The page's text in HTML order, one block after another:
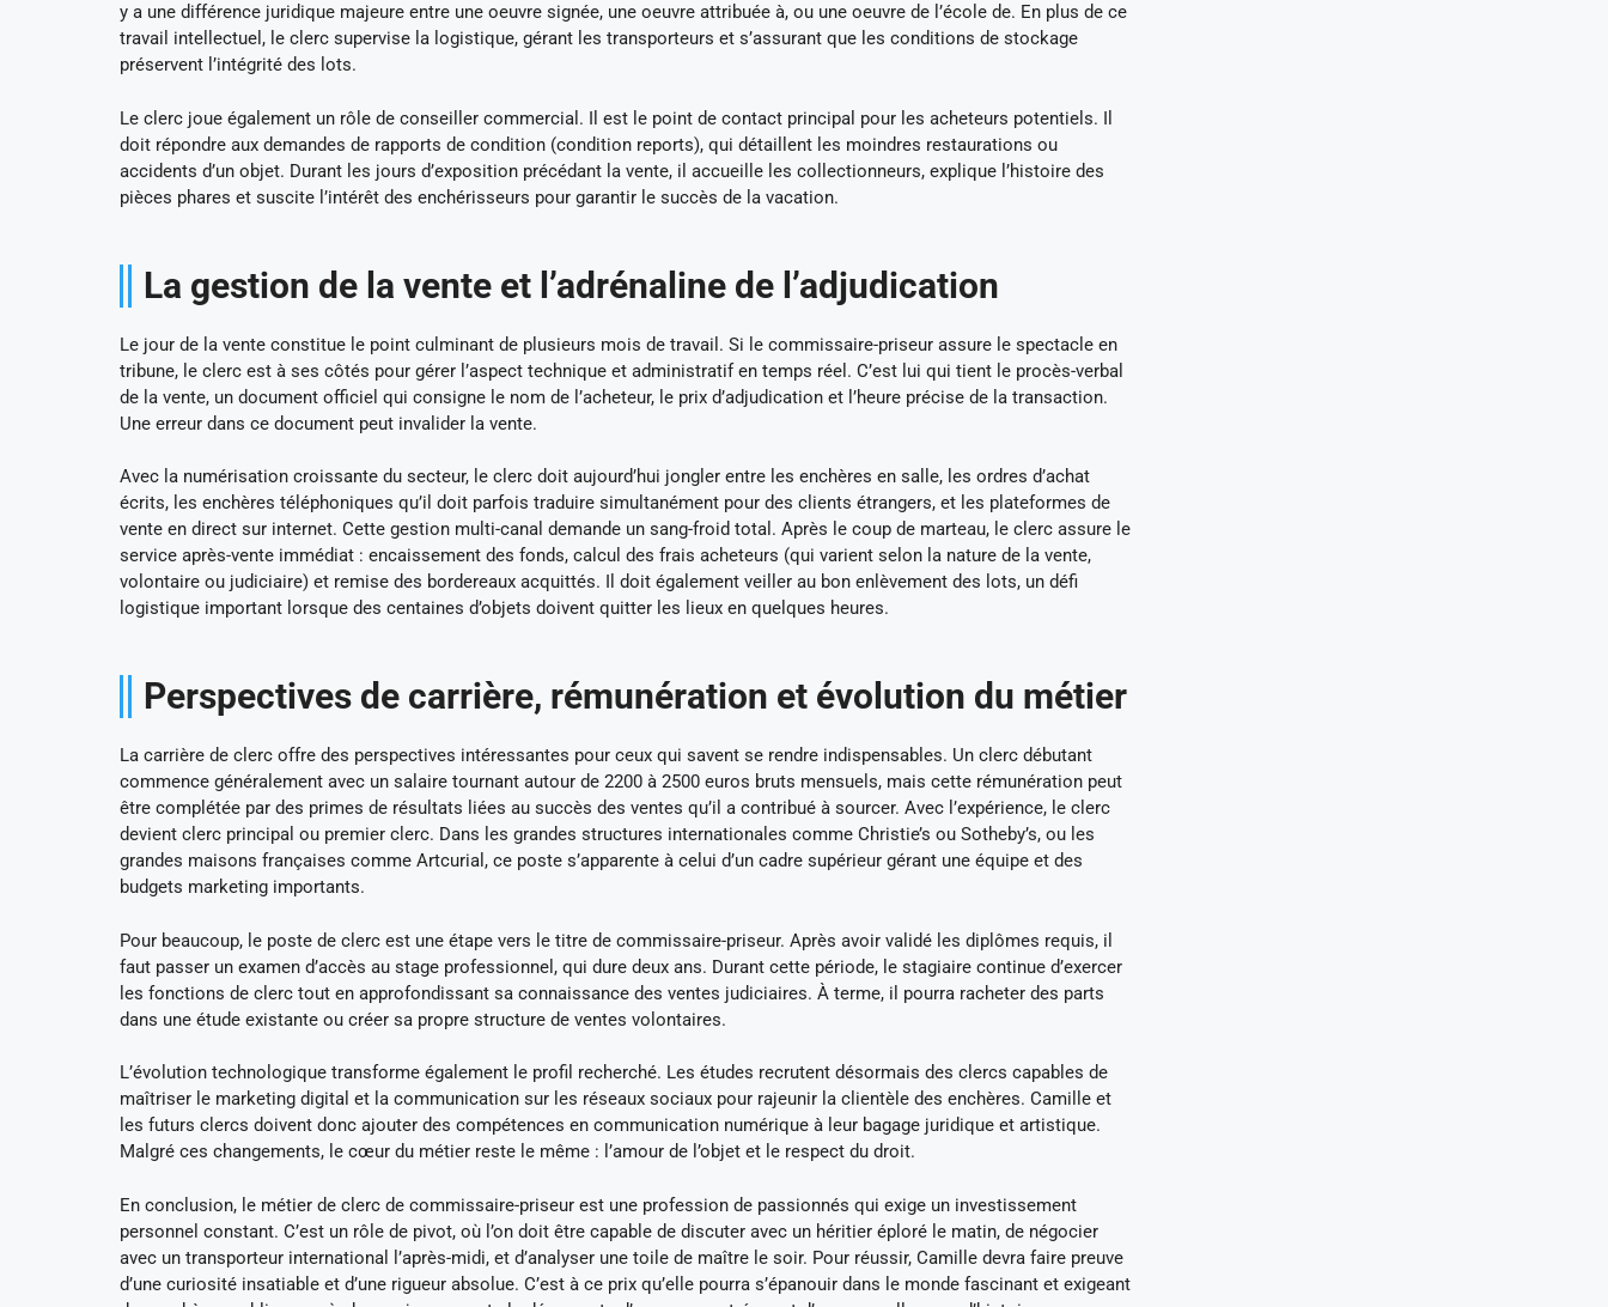
y a une différence juridique majeure entre une oeuvre signée, une oeuvre attribuée à, ou une oeuvre de l’école de. En plus de ce
travail intellectuel, le clerc supervise la logistique, gérant les transporteurs et s’assurant que les conditions de stockage
préservent l’intégrité des lots.
Le clerc joue également un rôle de conseiller commercial. Il est le point de contact principal pour les acheteurs potentiels. Il
doit répondre aux demandes de rapports de condition (condition reports), qui détaillent les moindres restaurations ou
accidents d’un objet. Durant les jours d’exposition précédant la vente, il accueille les collectionneurs, explique l’histoire des
pièces phares et suscite l’intérêt des enchérisseurs pour garantir le succès de la vacation.
La gestion de la vente et l’adrénaline de l’adjudication
Le jour de la vente constitue le point culminant de plusieurs mois de travail. Si le commissaire-priseur assure le spectacle en
tribune, le clerc est à ses côtés pour gérer l’aspect technique et administratif en temps réel. C’est lui qui tient le procès-verbal
de la vente, un document officiel qui consigne le nom de l’acheteur, le prix d’adjudication et l’heure précise de la transaction.
Une erreur dans ce document peut invalider la vente.
Avec la numérisation croissante du secteur, le clerc doit aujourd’hui jongler entre les enchères en salle, les ordres d’achat
écrits, les enchères téléphoniques qu’il doit parfois traduire simultanément pour des clients étrangers, et les plateformes de
vente en direct sur internet. Cette gestion multi-canal demande un sang-froid total. Après le coup de marteau, le clerc assure le
service après-vente immédiat : encaissement des fonds, calcul des frais acheteurs (qui varient selon la nature de la vente,
volontaire ou judiciaire) et remise des bordereaux acquittés. Il doit également veiller au bon enlèvement des lots, un défi
logistique important lorsque des centaines d’objets doivent quitter les lieux en quelques heures.
Perspectives de carrière, rémunération et évolution du métier
La carrière de clerc offre des perspectives intéressantes pour ceux qui savent se rendre indispensables. Un clerc débutant
commence généralement avec un salaire tournant autour de 2200 à 2500 euros bruts mensuels, mais cette rémunération peut
être complétée par des primes de résultats liées au succès des ventes qu’il a contribué à sourcer. Avec l’expérience, le clerc
devient clerc principal ou premier clerc. Dans les grandes structures internationales comme Christie’s ou Sotheby’s, ou les
grandes maisons françaises comme Artcurial, ce poste s’apparente à celui d’un cadre supérieur gérant une équipe et des
budgets marketing importants.
Pour beaucoup, le poste de clerc est une étape vers le titre de commissaire-priseur. Après avoir validé les diplômes requis, il
faut passer un examen d’accès au stage professionnel, qui dure deux ans. Durant cette période, le stagiaire continue d’exercer
les fonctions de clerc tout en approfondissant sa connaissance des ventes judiciaires. À terme, il pourra racheter des parts
dans une étude existante ou créer sa propre structure de ventes volontaires.
L’évolution technologique transforme également le profil recherché. Les études recrutent désormais des clercs capables de
maîtriser le marketing digital et la communication sur les réseaux sociaux pour rajeunir la clientèle des enchères. Camille et
les futurs clercs doivent donc ajouter des compétences en communication numérique à leur bagage juridique et artistique.
Malgré ces changements, le cœur du métier reste le même : l’amour de l’objet et le respect du droit.
En conclusion, le métier de clerc de commissaire-priseur est une profession de passionnés qui exige un investissement
personnel constant. C’est un rôle de pivot, où l’on doit être capable de discuter avec un héritier éploré le matin, de négocier
avec un transporteur international l’après-midi, et d’analyser une toile de maître le soir. Pour réussir, Camille devra faire preuve
d’une curiosité insatiable et d’une rigueur absolue. C’est à ce prix qu’elle pourra s’épanouir dans le monde fascinant et exigeant